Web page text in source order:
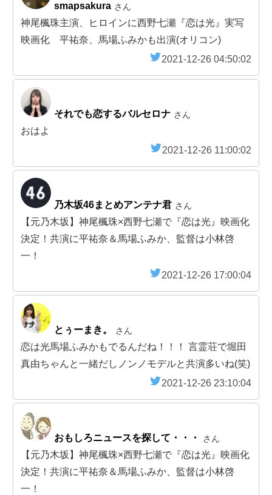
smapsakura さん
神尾楓珠主演、ヒロインに西野七瀬『恋は光』実写
映画化 平祐奈、馬場ふみかも出演(オリコン)
2021-12-26 04:50:02
それでも恋するバルセロナ さん
おはよ
2021-12-26 11:00:02
乃木坂46まとめアンテナ君 さん
【元乃木坂】神尾楓珠×西野七瀬で『恋は光』映画化
決定！共演に平祐奈＆馬場ふみか、監督は小林啓
一！
2021-12-26 17:00:04
とぅーまき。 さん
恋は光馬場ふみかもでるんだね！！！ 言霊荘で堀田
真由ちゃんと一緒だしノンノモデルと共演多いね(笑)
2021-12-26 23:10:04
おもしろニュースを探して・・・ さん
【元乃木坂】神尾楓珠×西野七瀬で『恋は光』映画化
決定！共演に平祐奈＆馬場ふみか、監督は小林啓
一！